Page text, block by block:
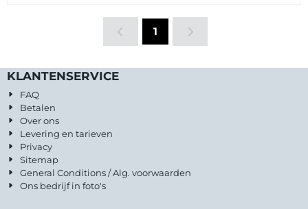
1
KLANTENSERVICE
FAQ
Betalen
Over ons
Levering en tarieven
Privacy
Sitemap
General Conditions / Alg. voorwaarden
Ons bedrijf in foto's